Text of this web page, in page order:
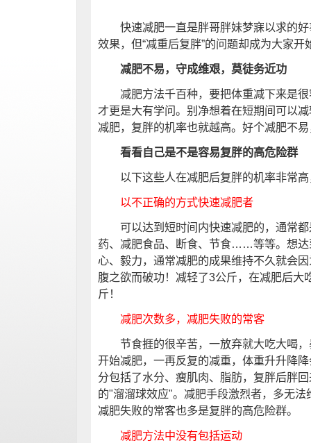
快速减肥一直是胖哥胖妹梦寐以求的好
效果，但“减重后复胖”的问题却成为大家开
减肥不易，守成维艰，莫徒务近功
减肥方法千百种，要把体重减下来是很
才更是大有学问。别净想着在短期间可以
减肥，复胖的机率也就越高。好个减肥不
看看自己是不是容易复胖的高危险群
以下这些人在减肥后复胖的机率非常高
以不正确的方式快速减肥者
可以达到短时间内快速减肥的，通常都
药、减肥食品、断食、节食……等等。想达
心、毅力，通常减肥的成果维持不久就会
腹之欲而破功！减轻了3公斤，在减肥后大
斤！
减肥次数多，减肥失败的常客
节食捱的很辛苦，一放弃就大吃大喝，
开始减肥，一再反复的减重，体重升升降
分包括了水分、瘦肌肉、脂肪，复胖后胖
的"溜溜球效应"。减肥手段激烈者，多无
减肥失败的常客也多是复胖的高危险群。
减肥方法中没有包括运动